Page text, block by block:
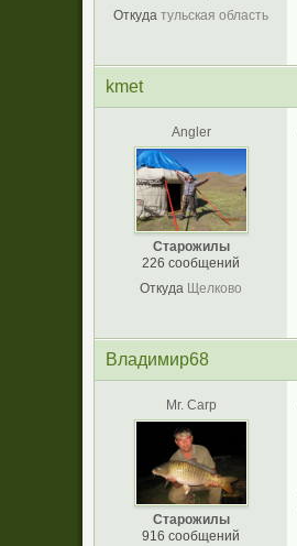
Откуда тульская область
kmet
Angler
Старожилы
226 сообщений
Откуда Щелково
Владимир68
Mr. Carp
Старожилы
916 сообщений